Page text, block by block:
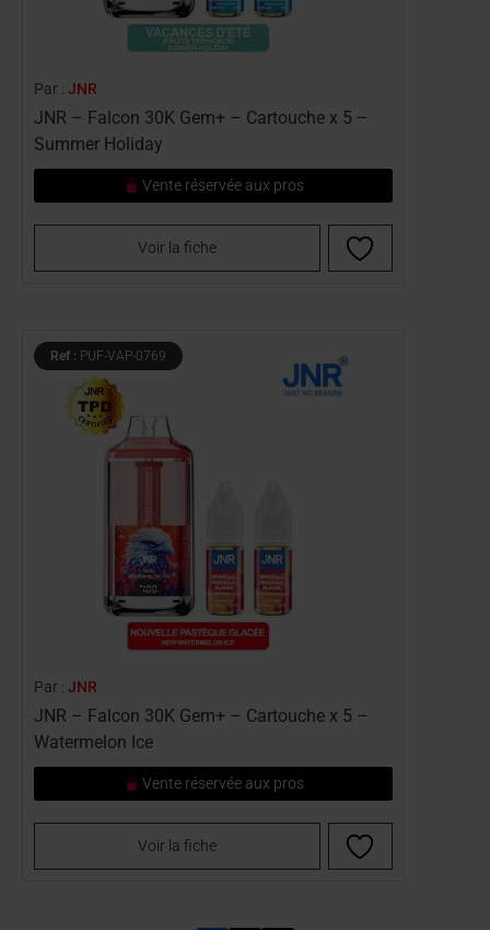
Par : JNR
JNR – Falcon 30K Gem+ – Cartouche x 5 –
Summer Holiday
Vente réservée aux pros
Voir la fiche
Ref : PUF-VAP-0769
Par : JNR
JNR – Falcon 30K Gem+ – Cartouche x 5 –
Watermelon Ice
Vente réservée aux pros
Voir la fiche